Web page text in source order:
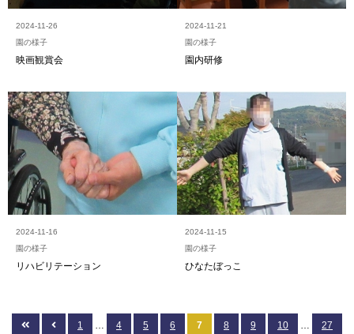
2024-11-26
園の様子
映画観賞会
2024-11-21
園の様子
園内研修
2024-11-16
園の様子
リハビリテーション
2024-11-15
園の様子
ひなたぼっこ
1 … 4 5 6 7 8 9 10 … 27